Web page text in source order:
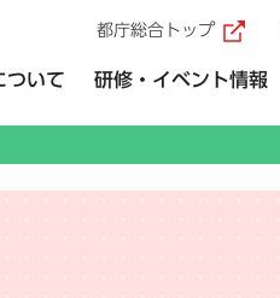
ついて 研修・イベント情報
都庁総合トップ